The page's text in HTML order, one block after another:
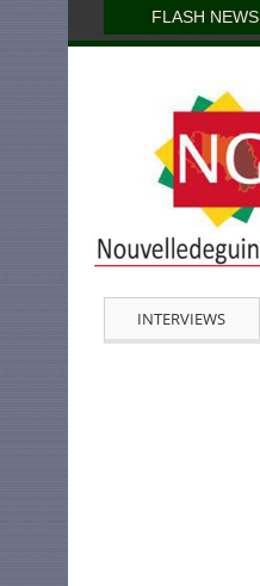
FLASH NEWS
INTERVIEWS